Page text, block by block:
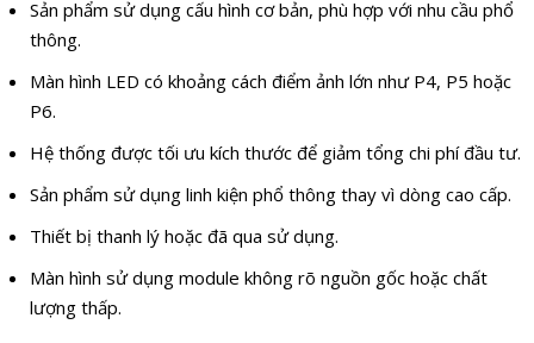
Sản phẩm sử dụng cấu hình cơ bản, phù hợp với nhu cầu phổ
thông.
Màn hình LED có khoảng cách điểm ảnh lớn như P4, P5 hoặc
P6.
Hệ thống được tối ưu kích thước để giảm tổng chi phí đầu tư.
Sản phẩm sử dụng linh kiện phổ thông thay vì dòng cao cấp.
Thiết bị thanh lý hoặc đã qua sử dụng.
Màn hình sử dụng module không rõ nguồn gốc hoặc chất
lượng thấp.